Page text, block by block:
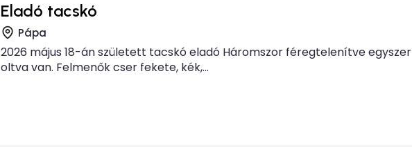
Eladó tacskó
Pápa
2026 május 18-án született tacskó eladó Háromszor féregtelenítve egyszer
oltva van. Felmenők cser fekete, kék,...